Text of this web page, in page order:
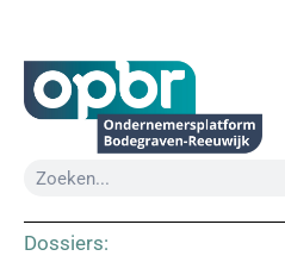
Dossiers: